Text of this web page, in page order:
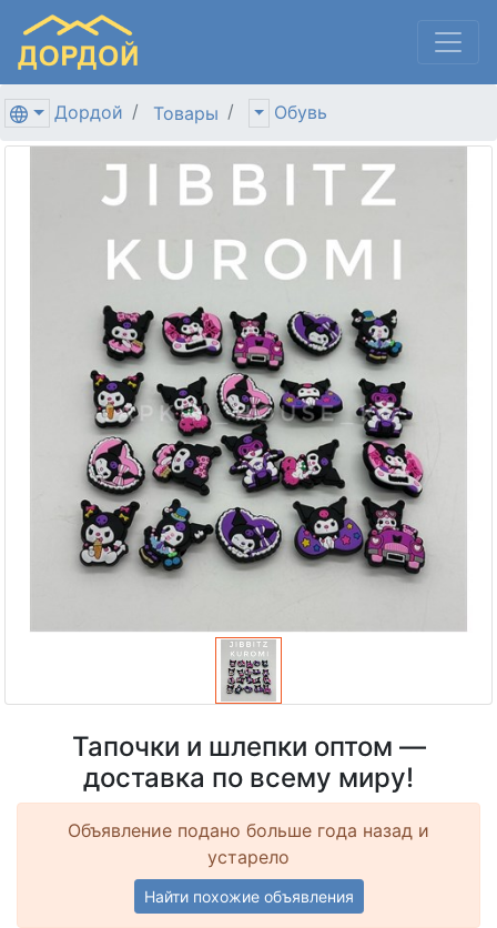
Дордой Товары Обувь
Тапочки и шлепки оптом —
доставка по всему миру!
Объявление подано больше года назад и
устарело
Найти похожие объявления